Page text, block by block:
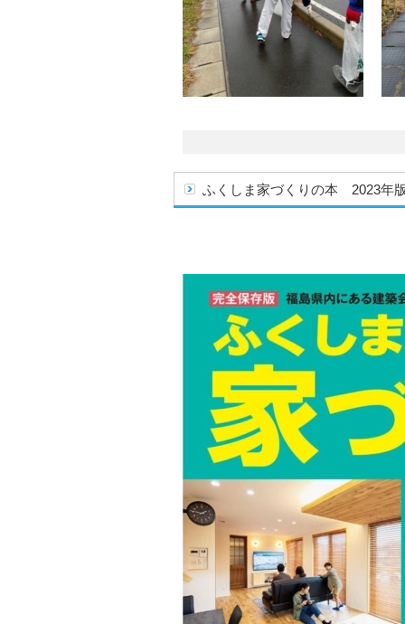
ふくしま家づくりの本 2023年